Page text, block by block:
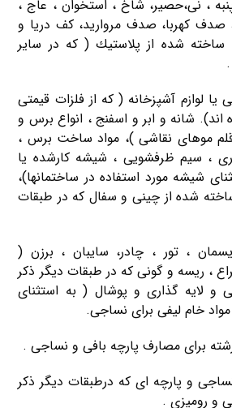
، نی،حصیر، شاخ ، استخوان ، عاج ،
صدف كهربا، صدف مروارید، كف دریا و
ساخته شده از پلاستیك ( كه در سایر
یا لوازم آشپزخانه ( كه از فلزات قیمتی
شانه و ابر و اسفنج ، انواع برس و
موهای نقاشی )، مواد ساخت برس ،
، سیم ظرفشویی ، شیشه كارشده یا
شیشه مورد استفاده در ساختمانها)،
شده از چینی و سفال كه در طبقات
، ریسمان ، تور ، چادر، سایبان ، برزن (
، ریسه و گونی كه در طبقات دیگر ذكر
و لایه گذاری و پوشال ( به استثنای
خام لیفی برای نساجی.
نساجی و پارچه ای كه درطبقات دیگر ذكر
و رومیزی .